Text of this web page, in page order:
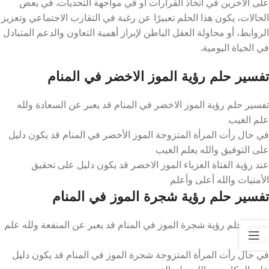
الحالات، يكون هذا الحلم تعبيرًا عن رغبة في التقارب الاجتماعي وتعزيز
الروابط، أو محاولة العقل الباطن لإبراز أهمية التعاون والدعم المتبادل
في الحياة اليومية.
تفسير حلم رؤية الموز الاخضر في المنام
تفسير حلم رؤية الموز الاخضر في المنام قد يعبر عن السعادة ولله
علم الغيب
في حال رأت المرأة المتزوجة الموز الأخضر في المنام قد يكون دليل
على التوفيق والله يعلم الغيب
عند رؤية الفتاة العزباء الموز الاخضر قد يكون دليل على تحقيق
الأمنيات والله أعلى وأعلم
تفسير حلم رؤية شجرة الموز في المنام
تفسير حلم رؤية شجرة الموز في المنام قد يعبر عن المنفعة ولله علم
الغيب
في حال رأت المرأة المتزوجة شجرة الموز في المنام قد يكون دليل